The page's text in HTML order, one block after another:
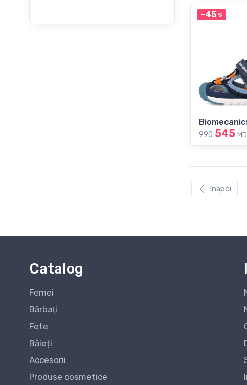
or. Bălţi - Rieker -
-45%
990 545
Inapoi
Catalog
Femei
Bărbaţi
Fete
Băieți
Accesorii
Produse cosmetice